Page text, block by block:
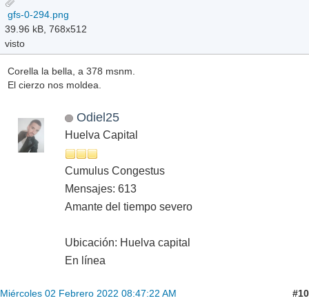
gfs-0-294.png
39.96 kB, 768x512
visto
Corella la bella, a 378 msnm.
El cierzo nos moldea.
Odiel25
Huelva Capital
Cumulus Congestus
Mensajes: 613
Amante del tiempo severo
Ubicación: Huelva capital
En línea
Miércoles 02 Febrero 2022 08:47:22 AM #10